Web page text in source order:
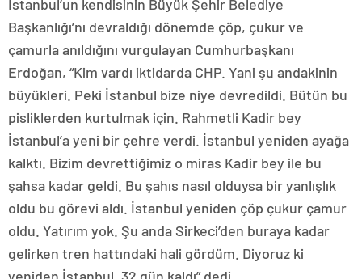
İstanbul’un kendisinin Büyük Şehir Belediye
Başkanlığı’nı devraldığı dönemde çöp, çukur ve
çamurla anıldığını vurgulayan Cumhurbaşkanı
Erdoğan, “Kim vardı iktidarda CHP. Yani şu andakinin
büyükleri. Peki İstanbul bize niye devredildi. Bütün bu
pisliklerden kurtulmak için. Rahmetli Kadir bey
İstanbul’a yeni bir çehre verdi. İstanbul yeniden ayağa
kalktı. Bizim devrettiğimiz o miras Kadir bey ile bu
şahsa kadar geldi. Bu şahıs nasıl olduysa bir yanlışlık
oldu bu görevi aldı. İstanbul yeniden çöp çukur çamur
oldu. Yatırım yok. Şu anda Sirkeci’den buraya kadar
gelirken tren hattındaki hali gördüm. Diyoruz ki